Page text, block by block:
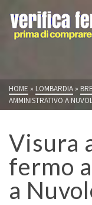
HOME » LOMBARDIA »
AMMINISTRATIVO A
Visura
fermo
a